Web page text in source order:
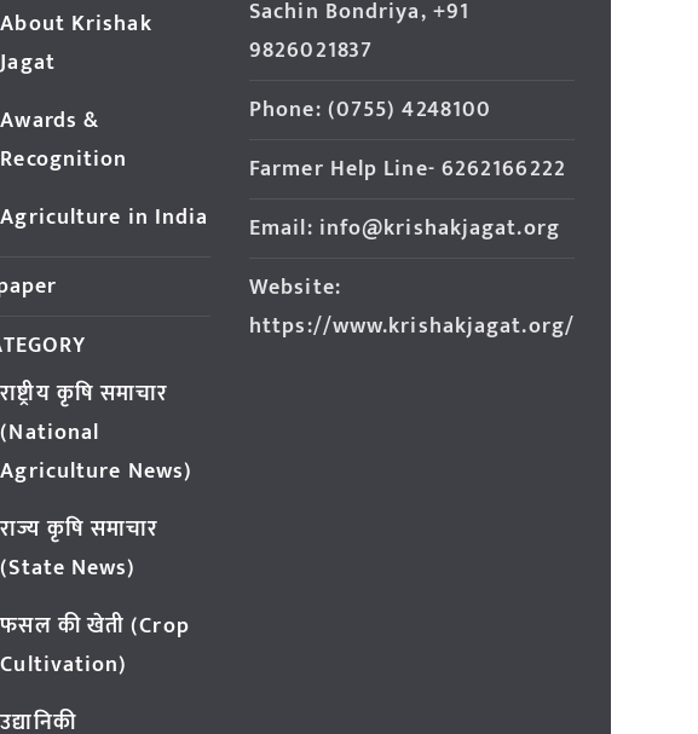
About Krishak
Jagat
Awards &
Recognition
Agriculture in India
राष्ट्रीय कृषि समाचार
(National
Agriculture News)
राज्य कृषि समाचार
(State News)
फसल की खेती (Crop
Cultivation)
उद्यानिकी
Sachin Bondriya, +91
9826021837
Phone: (0755) 4248100
Farmer Help Line- 6262166222
Email: info@krishakjagat.org
Website:
https://www.krishakjagat.org/